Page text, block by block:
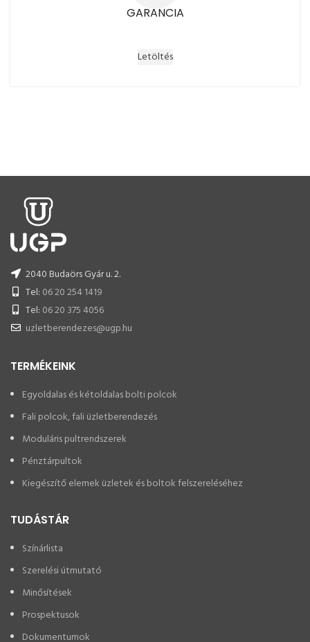
GARANCIA
Letöltés
2040 Budaörs Gyár u. 2.
Tel: 06 20 254 1419
Tel: 06 20 375 4056
uzletberendezes@ugp.hu
TERMÉKEINK
Egyoldalas és kétoldalas bolti polcok
Fali polcok, fali üzletberendezés
Moduláris pultrendszerek
Pénztárpultok
Kiegészítő elemek üzletek és boltok felszereléséhez
TUDÁSTÁR
Színárlista
Szerelési útmutató
Minősítések
Prospektusok
Dokumentumok